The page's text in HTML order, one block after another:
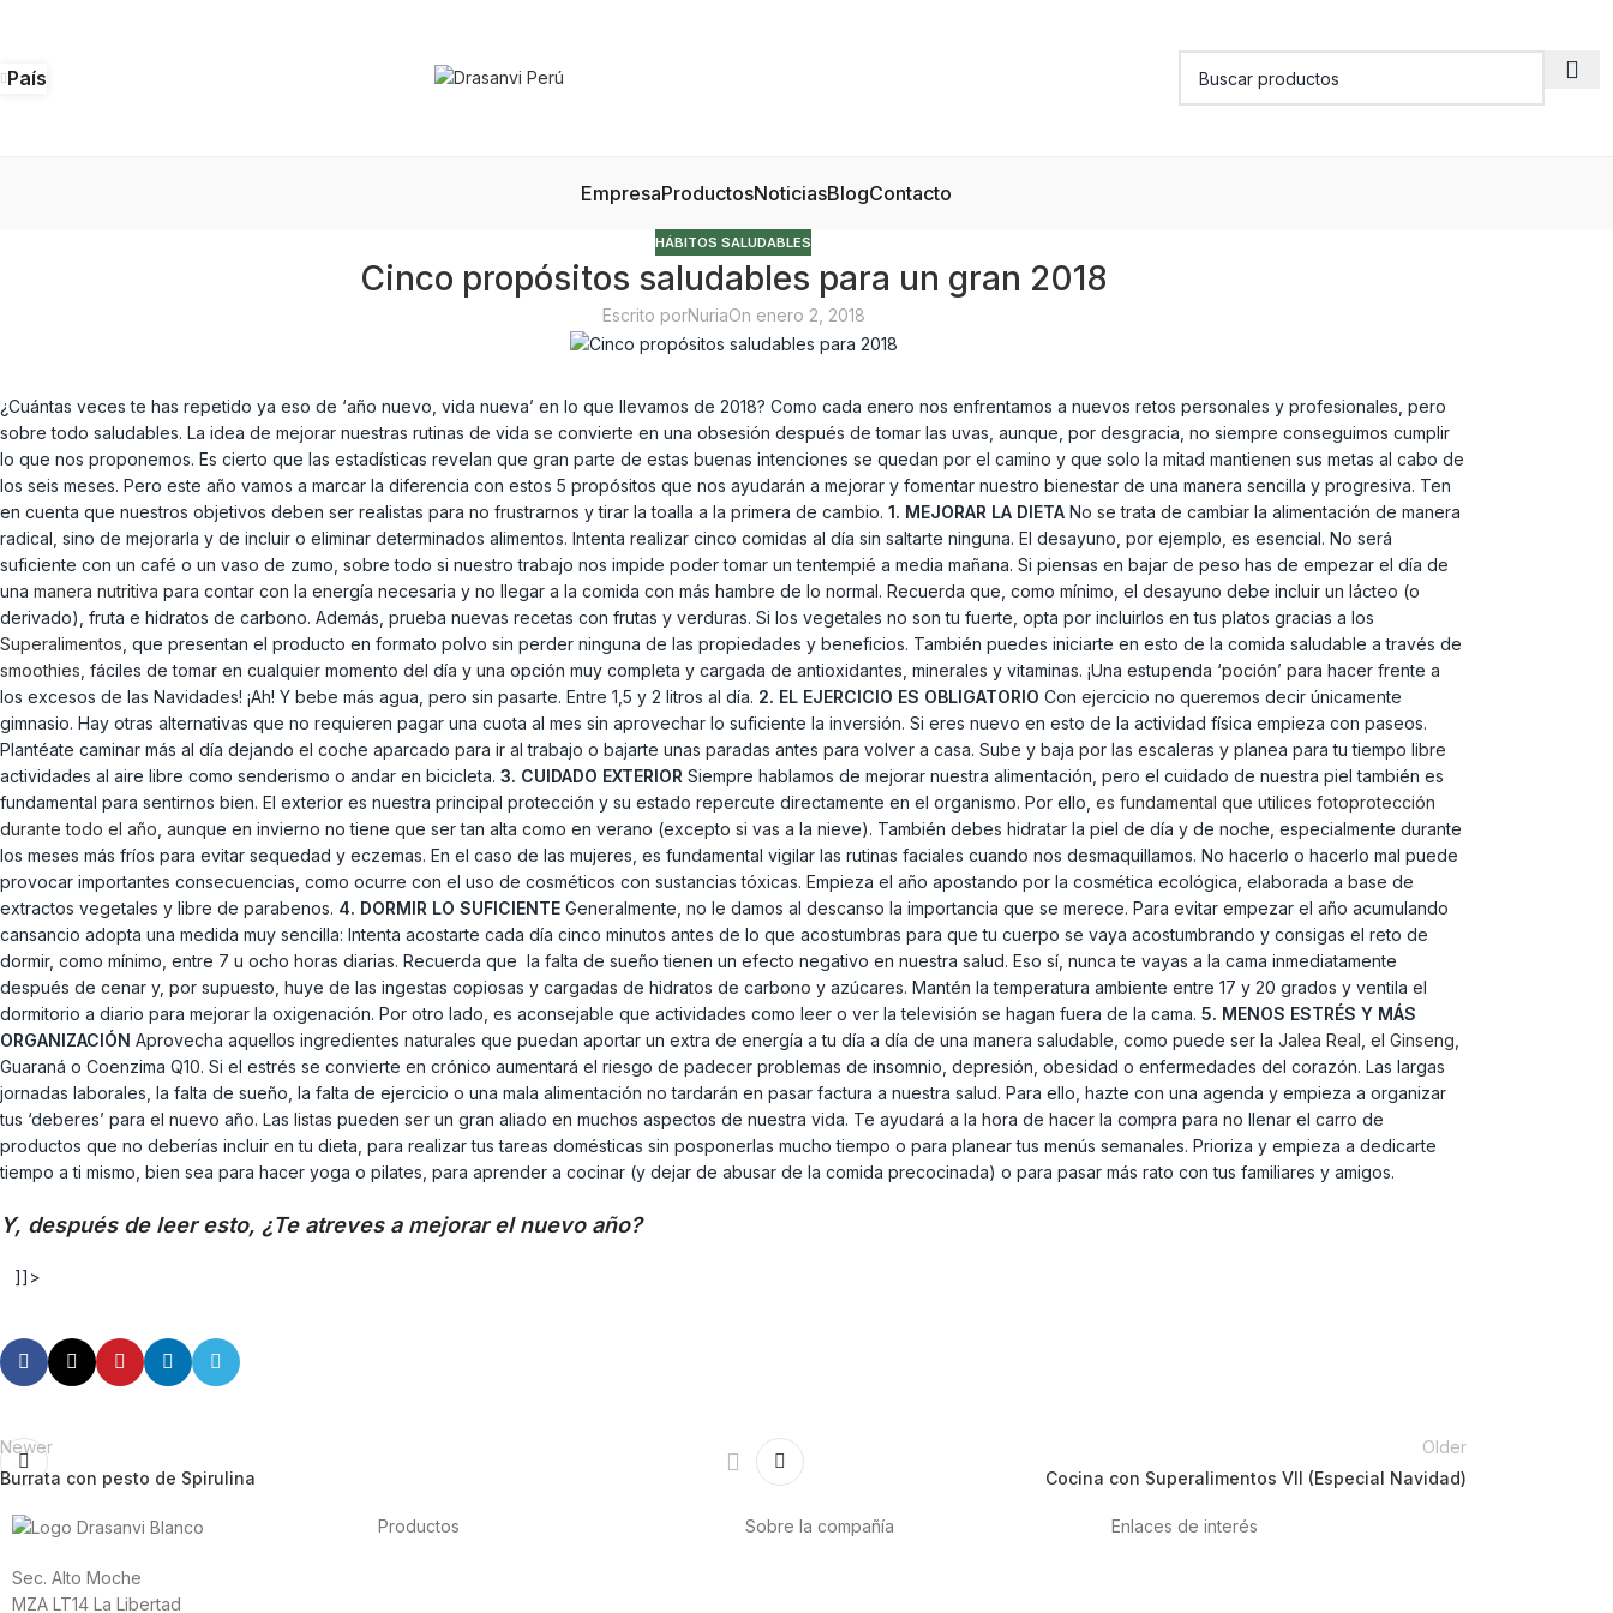
País
EmpresaProductosNoticiasBlogContacto
HÁBITOS SALUDABLES
Cinco propósitos saludables para un gran 2018
Escrito porNuriaOn enero 2, 2018
¿Cuántas veces te has repetido ya eso de ‘año nuevo, vida nueva’ en lo que llevamos de 2018? Como cada enero nos enfrentamos a nuevos retos personales y profesionales, pero
sobre todo saludables. La idea de mejorar nuestras rutinas de vida se convierte en una obsesión después de tomar las uvas, aunque, por desgracia, no siempre conseguimos cumplir
lo que nos proponemos. Es cierto que las estadísticas revelan que gran parte de estas buenas intenciones se quedan por el camino y que solo la mitad mantienen sus metas al cabo de
los seis meses. Pero este año vamos a marcar la diferencia con estos 5 propósitos que nos ayudarán a mejorar y fomentar nuestro bienestar de una manera sencilla y progresiva. Ten
en cuenta que nuestros objetivos deben ser realistas para no frustrarnos y tirar la toalla a la primera de cambio. 1. MEJORAR LA DIETA No se trata de cambiar la alimentación de manera
radical, sino de mejorarla y de incluir o eliminar determinados alimentos. Intenta realizar cinco comidas al día sin saltarte ninguna. El desayuno, por ejemplo, es esencial. No será
suficiente con un café o un vaso de zumo, sobre todo si nuestro trabajo nos impide poder tomar un tentempié a media mañana. Si piensas en bajar de peso has de empezar el día de
una manera nutritiva para contar con la energía necesaria y no llegar a la comida con más hambre de lo normal. Recuerda que, como mínimo, el desayuno debe incluir un lácteo (o
derivado), fruta e hidratos de carbono. Además, prueba nuevas recetas con frutas y verduras. Si los vegetales no son tu fuerte, opta por incluirlos en tus platos gracias a los
Superalimentos , que presentan el producto en formato polvo sin perder ninguna de las propiedades y beneficios. También puedes iniciarte en esto de la comida saludable a través de
smoothies , fáciles de tomar en cualquier momento del día y una opción muy completa y cargada de antioxidantes, minerales y vitaminas. ¡Una estupenda ‘poción’ para hacer frente a
los excesos de las Navidades! ¡Ah! Y bebe más agua, pero sin pasarte. Entre 1,5 y 2 litros al día. 2. EL EJERCICIO ES OBLIGATORIO Con ejercicio no queremos decir únicamente
gimnasio. Hay otras alternativas que no requieren pagar una cuota al mes sin aprovechar lo suficiente la inversión. Si eres nuevo en esto de la actividad física empieza con paseos.
Plantéate caminar más al día dejando el coche aparcado para ir al trabajo o bajarte unas paradas antes para volver a casa. Sube y baja por las escaleras y planea para tu tiempo libre
actividades al aire libre como senderismo o andar en bicicleta. 3. CUIDADO EXTERIOR Siempre hablamos de mejorar nuestra alimentación, pero el cuidado de nuestra piel también es
fundamental para sentirnos bien. El exterior es nuestra principal protección y su estado repercute directamente en el organismo. Por ello, es fundamental que utilices fotoprotección
durante todo el año , aunque en invierno no tiene que ser tan alta como en verano (excepto si vas a la nieve). También debes hidratar la piel de día y de noche, especialmente durante
los meses más fríos para evitar sequedad y eczemas. En el caso de las mujeres, es fundamental vigilar las rutinas faciales cuando nos desmaquillamos. No hacerlo o hacerlo mal puede
provocar importantes consecuencias, como ocurre con el uso de cosméticos con sustancias tóxicas. Empieza el año apostando por la cosmética ecológica, elaborada a base de
extractos vegetales y libre de parabenos. 4. DORMIR LO SUFICIENTE Generalmente, no le damos al descanso la importancia que se merece. Para evitar empezar el año acumulando
cansancio adopta una medida muy sencilla: Intenta acostarte cada día cinco minutos antes de lo que acostumbras para que tu cuerpo se vaya acostumbrando y consigas el reto de
dormir, como mínimo, entre 7 u ocho horas diarias. Recuerda que la falta de sueño tienen un efecto negativo en nuestra salud. Eso sí, nunca te vayas a la cama inmediatamente
después de cenar y, por supuesto, huye de las ingestas copiosas y cargadas de hidratos de carbono y azúcares. Mantén la temperatura ambiente entre 17 y 20 grados y ventila el
dormitorio a diario para mejorar la oxigenación. Por otro lado, es aconsejable que actividades como leer o ver la televisión se hagan fuera de la cama. 5. MENOS ESTRÉS Y MÁS
ORGANIZACIÓN Aprovecha aquellos ingredientes naturales que puedan aportar un extra de energía a tu día a día de una manera saludable, como puede ser la Jalea Real , el Ginseng
Guaraná o Coenzima Q10. Si el estrés se convierte en crónico aumentará el riesgo de padecer problemas de insomnio, depresión, obesidad o enfermedades del corazón. Las largas
jornadas laborales, la falta de sueño, la falta de ejercicio o una mala alimentación no tardarán en pasar factura a nuestra salud. Para ello, hazte con una agenda y empieza a organizar
tus ‘deberes’ para el nuevo año. Las listas pueden ser un gran aliado en muchos aspectos de nuestra vida. Te ayudará a la hora de hacer la compra para no llenar el carro de
productos que no deberías incluir en tu dieta, para realizar tus tareas domésticas sin posponerlas mucho tiempo o para planear tus menús semanales. Prioriza y empieza a dedicarte
tiempo a ti mismo, bien sea para hacer yoga o pilates, para aprender a cocinar (y dejar de abusar de la comida precocinada) o para pasar más rato con tus familiares y amigos.
Y, después de leer esto, ¿Te atreves a mejorar el nuevo año?
]]>
Newer
Burrata con pesto de Spirulina
Older
Cocina con Superalimentos VII (Especial Navidad)
Sec. Alto Moche
MZA LT14 La Libertad
Productos Sobre la compañía Enlaces de interés